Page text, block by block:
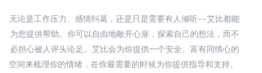
无论是工作压力、感情纠葛，还是只是需要有人倾听--艾比都能
为您提供帮助。你可以自由地敞开心扉，探索自己的想法，而不
必担心被人评头论足。艾比会为你提供一个安全、富有同情心的
空间来梳理你的情绪，在你最需要的时候为你提供指导和支持。